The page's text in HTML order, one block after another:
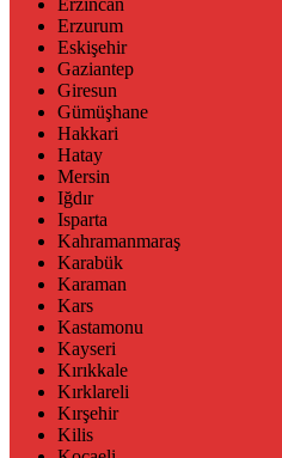
Erzincan
Erzurum
Eskişehir
Gaziantep
Giresun
Gümüşhane
Hakkari
Hatay
Mersin
Iğdır
Isparta
Kahramanmaraş
Karabük
Karaman
Kars
Kastamonu
Kayseri
Kırıkkale
Kırklareli
Kırşehir
Kilis